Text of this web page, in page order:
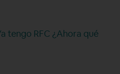
tengo RFC ¿Ahora qué